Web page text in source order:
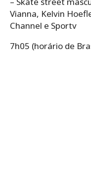
Vianna, Kelvin
Channel e Sportv
7h05 (horário de